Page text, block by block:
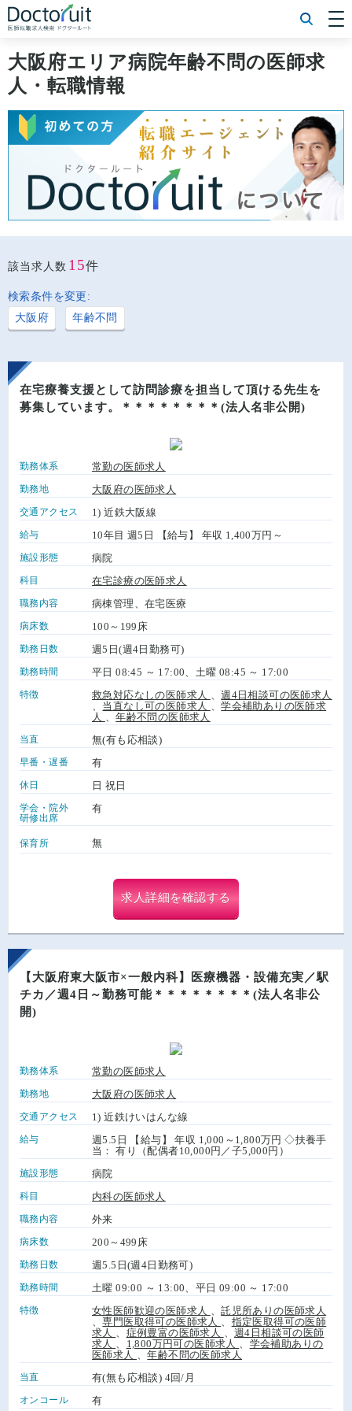
[常勤] 科目から探す
[常勤] 特徴から探す
[非常勤] エリアから探す
[非常勤] 科目から探す
Doctoruit医師転職特集
Doctoruitについて
運営者情報
プライバシーポリシー
大阪府エリア病院年齢不問の医師求
人・転職情報
該当求人数 15件
検索条件を変更:
大阪府
年齢不問
在宅療養支援として訪問診療を担当して頂ける先生を
募集しています。＊＊＊＊＊＊＊＊(法人名非公開)
勤務体系 常勤の医師求人
勤務地 大阪府の医師求人
交通アクセス 1) 近鉄大阪線
給与 10年目 週5日 【給与】 年収 1,400万円～
施設形態 病院
科目 在宅診療の医師求人
職務内容 病棟管理、在宅医療
病床数 100～199床
勤務日数 週5日(週4日勤務可)
勤務時間 平日 08:45 ～ 17:00、土曜 08:45 ～ 17:00
特徴 救急対応なしの医師求人 、週4日相談可の医師求人
当直なし可の医師求人 、学会補助ありの医師求
人
、年齢不問の医師求人
当直 無(有も応相談)
早番・遅番 有
休日 日 祝日
学会・院外
研修出席
有
保育所 無
求人詳細を確認する
【大阪府東大阪市×一般内科】医療機器・設備充実／駅
チカ／週4日～勤務可能＊＊＊＊＊＊＊＊(法人名非公
開)
勤務体系 常勤の医師求人
勤務地 大阪府の医師求人
交通アクセス 1) 近鉄けいはんな線
給与
週5.5日 【給与】 年収 1,000～1,800万円 ◇扶養手
当： 有り（配偶者10,000円／子5,000円）
施設形態 病院
科目 内科の医師求人
職務内容 外来
病床数 200～499床
勤務日数 週5.5日(週4日勤務可)
勤務時間 土曜 09:00 ～ 13:00、平日 09:00 ～ 17:00
特徴 女性医師歓迎の医師求人 、託児所ありの医師求人
、専門医取得可の医師求人
指定医取得可の医師
求人
症例豊富の医師求人 、週4日相談可の医師
求人
1,800万円可の医師求人
学会補助ありの
医師求人
、年齢不問の医師求人
当直 有(無も応相談) 4回/月
オンコール 有